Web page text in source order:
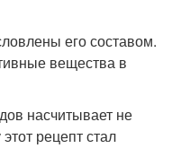
его составом.
вещества в
насчитывает не
рецепт стал